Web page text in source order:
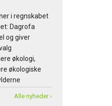
i regnskabet
Dagrofa
og giver
økologi,
økologiske
Alle nyheder ›